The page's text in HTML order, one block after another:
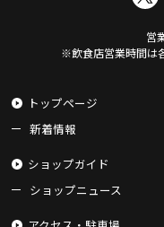
営
※飲食店営業時間は
トップページ
新着情報
ショップガイド
ショップニュース